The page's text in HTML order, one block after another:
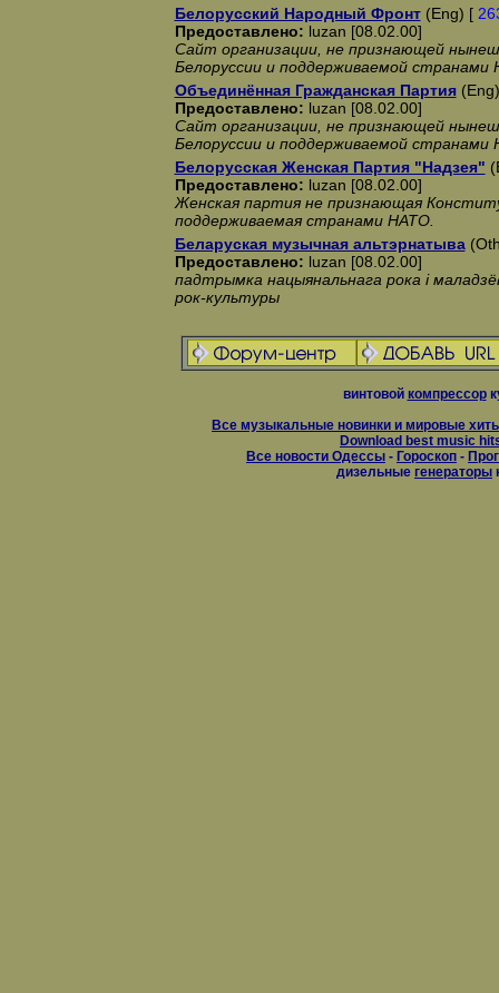
Белорусский Народный Фронт(Eng) [
Предоставлено: luzan [08.02.00]
Сайт организации, не признающей
Белоруссии и поддерживаемой странами
Объединённая Гражданская Партия
Предоставлено: luzan [08.02.00]
Сайт организации, не признающей
Белоруссии и поддерживаемой странами
Белорусская Женская Партия "Надзея"
Предоставлено: luzan [08.02.00]
Женская партия не признающая
поддерживаемая странами НАТО.
Беларуская музычная альтэрнатыва
Предоставлено: luzan [08.02.00]
падтрымка нацыянальнага рока i
рок-культуры
винтовой компрессор
Все музыкальные новинки и мировые
Download best music
Все новости Одессы - Гороскоп -
дизельные генераторы